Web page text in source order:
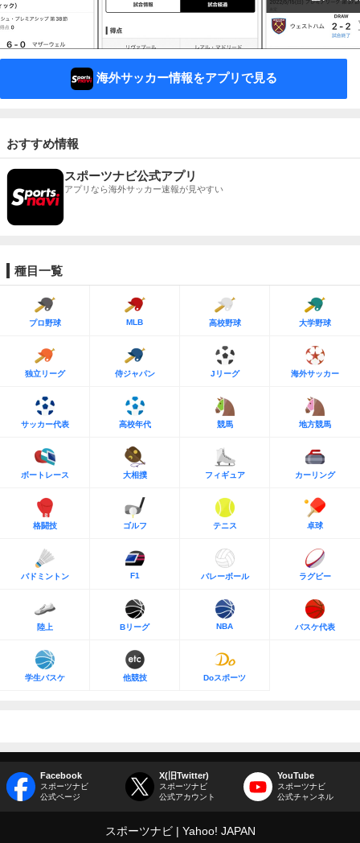
海外サッカー情報をアプリで見る
おすすめ情報
スポーツナビ公式アプリ
アプリなら海外サッカー速報が見やすい
種目一覧
プロ野球 MLB 高校野球 大学野球
独立リーグ 侍ジャパン Jリーグ 海外サッカー
サッカー代表 高校年代 競馬 地方競馬
ボートレース 大相撲 フィギュア カーリング
格闘技 ゴルフ テニス 卓球
バドミントン F1 バレーボール ラグビー
陸上 Bリーグ NBA バスケ代表
学生バスケ 他競技 Doスポーツ
Facebook
スポーツナビ
公式ページ
X(旧Twitter)
スポーツナビ
公式アカウント
YouTube
スポーツナビ
公式チャンネル
スポーツナビ Yahoo! JAPAN